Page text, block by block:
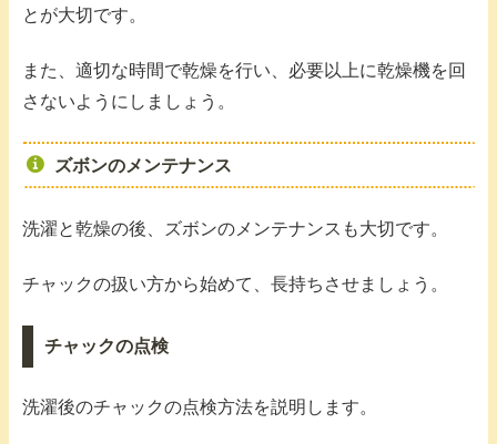
とが大切です。
また、適切な時間で乾燥を行い、必要以上に乾燥機を回
さないようにしましょう。
ズボンのメンテナンス
洗濯と乾燥の後、ズボンのメンテナンスも大切です。
チャックの扱い方から始めて、長持ちさせましょう。
チャックの点検
洗濯後のチャックの点検方法を説明します。